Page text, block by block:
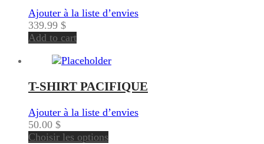
Ajouter à la liste d’envies
339.99 $
Add to cart
T-SHIRT PACIFIQUE
Ajouter à la liste d’envies
50.00 $
Choisir les options